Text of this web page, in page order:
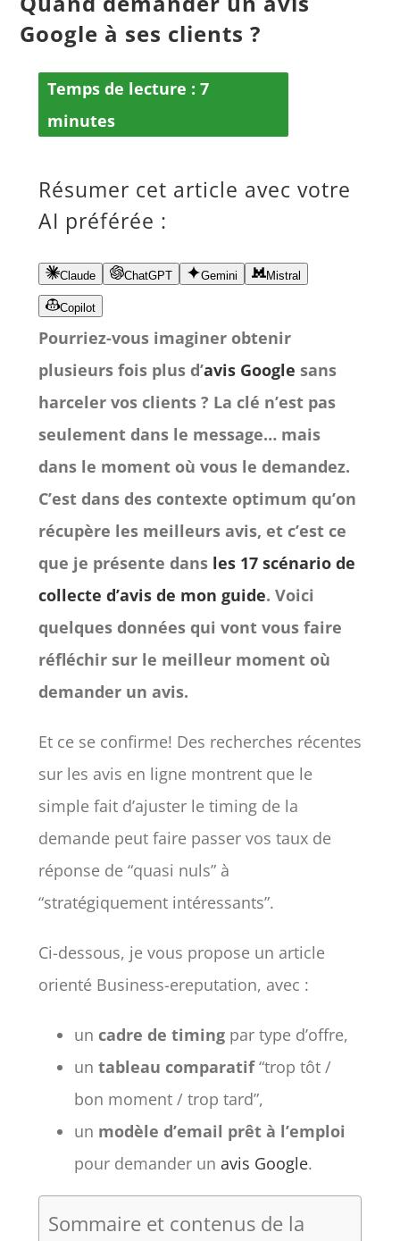
Google à ses clients ?
Temps de lecture : 7
minutes
Résumer cet article avec votre
AI préférée :
Claude ChatGPT Gemini Mistral
Copilot
Pourriez-vous imaginer obtenir
plusieurs fois plus d’avis Google sans
harceler vos clients ? La clé n’est pas
seulement dans le message… mais
dans le moment où vous le demandez.
C’est dans des contexte optimum qu’on
récupère les meilleurs avis, et c’est ce
que je présente dansles 17 scénario de
collecte d’avis de mon guide. Voici
quelques données qui vont vous faire
réfléchir sur le meilleur moment où
demander un avis.
Et ce se confirme! Des recherches récentes
sur les avis en ligne montrent que le
simple fait d’ajuster le timing de la
demande peut faire passer vos taux de
réponse de “quasi nuls” à
“stratégiquement intéressants”.
Ci-dessous, je vous propose un article
orienté Business-ereputation, avec :
un cadre de timingpar type d’offre,
un tableau comparatif“trop tôt /
bon moment / trop tard”,
un modèle d’email prêt à l’emploi
pour demander un avis Google.
Sommaire et contenus de la